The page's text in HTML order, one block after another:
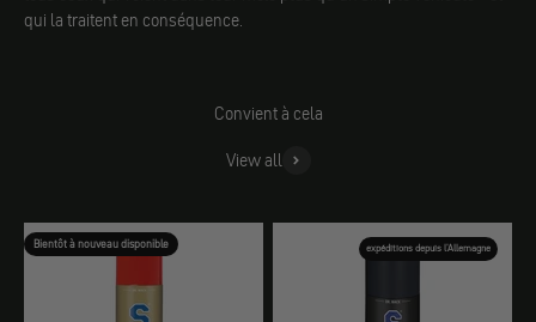
qui la traitent en conséquence.
Convient à cela
View all
Bientôt à nouveau disponible expéditions depuis l'Allemagne